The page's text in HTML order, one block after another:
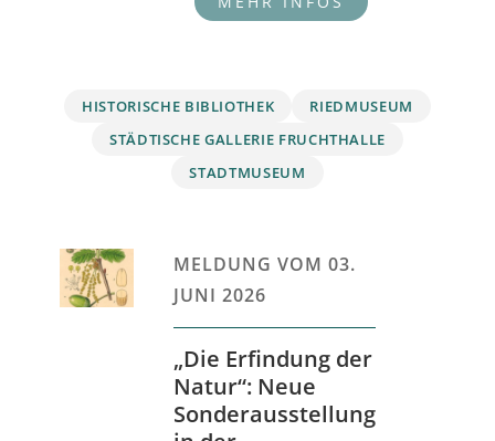
HISTORISCHE BIBLIOTHEK
RIEDMUSEUM
STÄDTISCHE GALLERIE FRUCHTHALLE
STADTMUSEUM
MELDUNG VOM 03.
JUNI 2026
„Die Erfindung der
Natur“: Neue
Sonderausstellung